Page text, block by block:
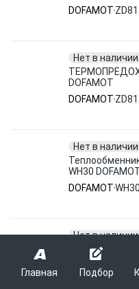
Главная Подбор
DOFAMOT
Нет в наличии
DOFAMOT
DOFAMOT
Нет в наличии
WH30
DOFAMOTWH30
Нет в наличии
КАМЕРА
(DOFAMOT)
DOFAMOT